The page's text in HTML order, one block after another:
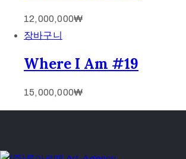
12,000,000₩
장바구니
Where I Am #19
15,000,000₩